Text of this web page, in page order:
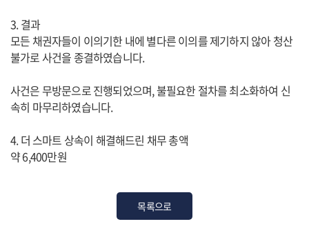
3. 결과
모든 채권자들이 이의기한 내에 별다른 이의를 제기하지 않아 청산
불가로 사건을 종결하였습니다.
사건은 무방문으로 진행되었으며, 불필요한 절차를 최소화하여 신
속히 마무리하였습니다.
4. 더 스마트 상속이 해결해드린 채무 총액
약 6,400만원
목록으로